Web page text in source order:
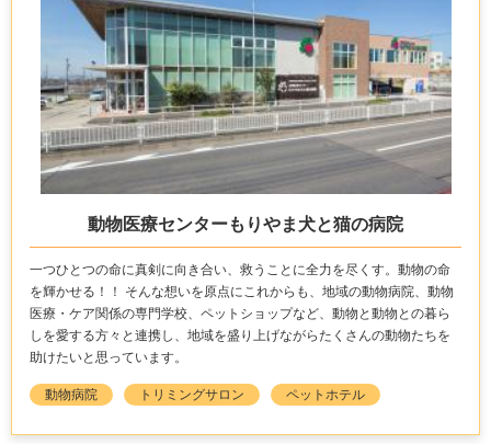
動物医療センターもりやま犬と猫の病院
一つひとつの命に真剣に向き合い、救うことに全力を尽くす。動物の命
を輝かせる！！ そんな想いを原点にこれからも、地域の動物病院、動物
医療・ケア関係の専門学校、ペットショップなど、動物と動物との暮ら
しを愛する方々と連携し、地域を盛り上げながらたくさんの動物たちを
助けたいと思っています。
動物病院 トリミングサロン ペットホテル